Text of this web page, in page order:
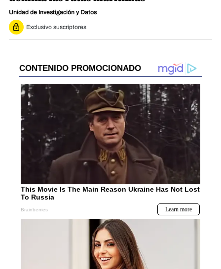
Unidad de Investigación y Datos
Exclusivo suscriptores